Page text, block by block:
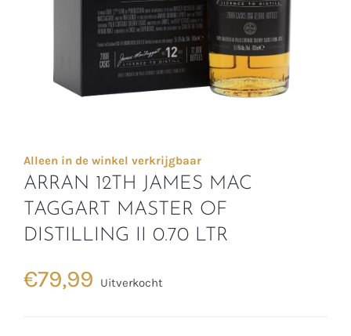
Alleen in de winkel verkrijgbaar
ARRAN 12TH JAMES MAC
TAGGART MASTER OF
DISTILLING II 0.70 LTR
€79,99 Uitverkocht